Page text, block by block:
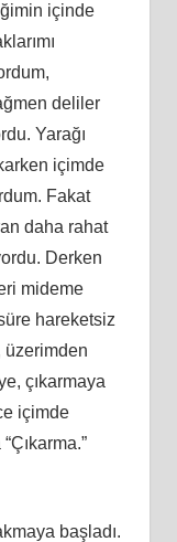
içinde
deliler
Yarağı
içimde
Fakat
daha rahat
Derken
mideme
hareketsiz
üzerimden
çıkarmaya
içimde
başladı.